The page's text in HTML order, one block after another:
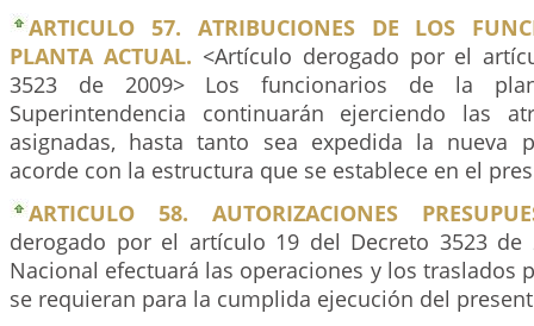
ARTICULO 57. ATRIBUCIONES DE LOS
PLANTA ACTUAL. <Artículo derogado por el
3523 de 2009> Los funcionarios de la
Superintendencia continuarán ejerciendo las
asignadas, hasta tanto sea expedida la nueva
acorde con la estructura que se establece en el
ARTICULO 58. AUTORIZACIONES
derogado por el artículo 19 del Decreto 3523 de
Nacional efectuará las operaciones y los traslados
se requieran para la cumplida ejecución del